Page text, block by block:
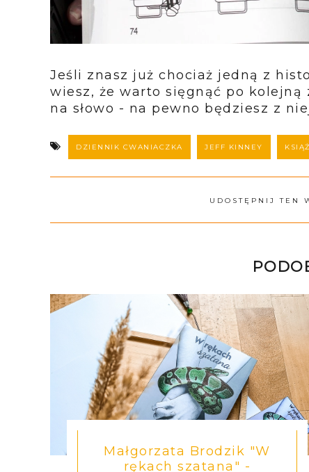
Jeśli znasz już chociaż jedną z
wiesz, że warto sięgnąć po
na słowo - na pewno będziesz z
DZIENNIK CWANIACZKA JEFF KINNEY
UDOSTĘPNIJ TEN
Małgorzata Brodzik "W
rękach szatana" -